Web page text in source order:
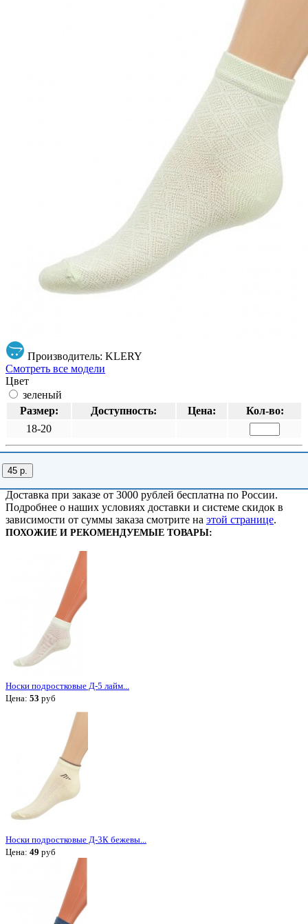
Производитель: KLERY
Смотреть все модели
Цвет
зеленый
Размер:
Доступность: Цена:
Кол-во:
18-20
45 р.
Доставка при заказе от 3000 рублей бесплатна по России.
Подробнее о наших условиях доставки и системе скидок в
зависимости от суммы заказа смотрите на этой странице.
ПОХОЖИЕ И РЕКОМЕНДУЕМЫЕ ТОВАРЫ:
Носки подростковые Д-5 лайм...
Цена: 53 руб
Носки подростковые Д-3К бежевы...
Цена: 49 руб